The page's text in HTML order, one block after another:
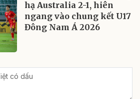
hạ Australia 2-1, hiên
ngang vào chung kết U17
Đông Nam Á 2026